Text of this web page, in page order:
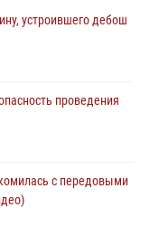
устроившего дебош
проведения
с передовыми